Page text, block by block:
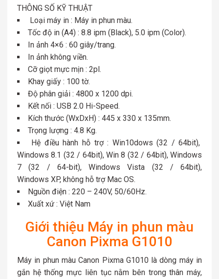
THÔNG SỐ KỸ THUẬT
Loại máy in : Máy in phun màu.
Tốc độ in (A4) : 8.8 ipm (Black), 5.0 ipm (Color).
In ảnh 4×6 : 60 giây/trang.
In ảnh không viền.
Cỡ giọt mực mịn : 2pl.
Khay giấy : 100 tờ.
Độ phân giải : 4800 x 1200 dpi.
Kết nối : USB 2.0 Hi-Speed.
Kích thước (WxDxH) : 445 x 330 x 135mm.
Trọng lượng : 4.8 Kg.
Hệ điều hành hỗ trợ : Win10dows (32 / 64bit),
Windows 8.1 (32 / 64bit), Win 8 (32 / 64bit), Windows
7 (32 / 64-bit), Windows Vista (32 / 64bit),
Windows XP, không hỗ trợ Mac OS.
Nguồn điện : 220 – 240V, 50/60Hz.
Xuất xứ : Việt Nam
Giới thiệu Máy in phun màu
Canon Pixma G1010
Máy in phun màu Canon Pixma G1010 là dòng máy in
gắn hệ thống mực liên tục nằm bên trong thân máy,